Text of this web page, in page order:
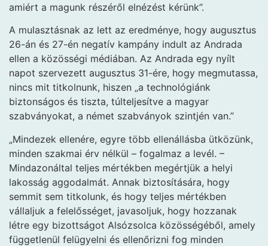
amiért a magunk részéről elnézést kérünk”.
A mulasztásnak az lett az eredménye, hogy augusztus
26-án és 27-én negatív kampány indult az Andrada
ellen a közösségi médiában. Az Andrada egy nyílt
napot szervezett augusztus 31-ére, hogy megmutassa,
nincs mit titkolnunk, hiszen „a technológiánk
biztonságos és tiszta, túlteljesítve a magyar
szabványokat, a német szabványok szintjén van.”
„Mindezek ellenére, egyre több ellenállásba ütközünk,
minden szakmai érv nélkül – fogalmaz a levél. –
Mindazonáltal teljes mértékben megértjük a helyi
lakosság aggodalmát. Annak biztosítására, hogy
semmit sem titkolunk, és hogy teljes mértékben
vállaljuk a felelősséget, javasoljuk, hogy hozzanak
létre egy bizottságot Alsózsolca közösségéből, amely
függetlenül felügyelni és ellenőrizni fog minden